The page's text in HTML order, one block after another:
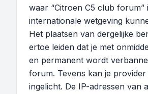
waar “Citroen C5 club forum”
internationale wetgeving
Het plaatsen van dergelijke
ertoe leiden dat je met
en permanent wordt
forum. Tevens kan je
ingelicht. De IP-adressen van